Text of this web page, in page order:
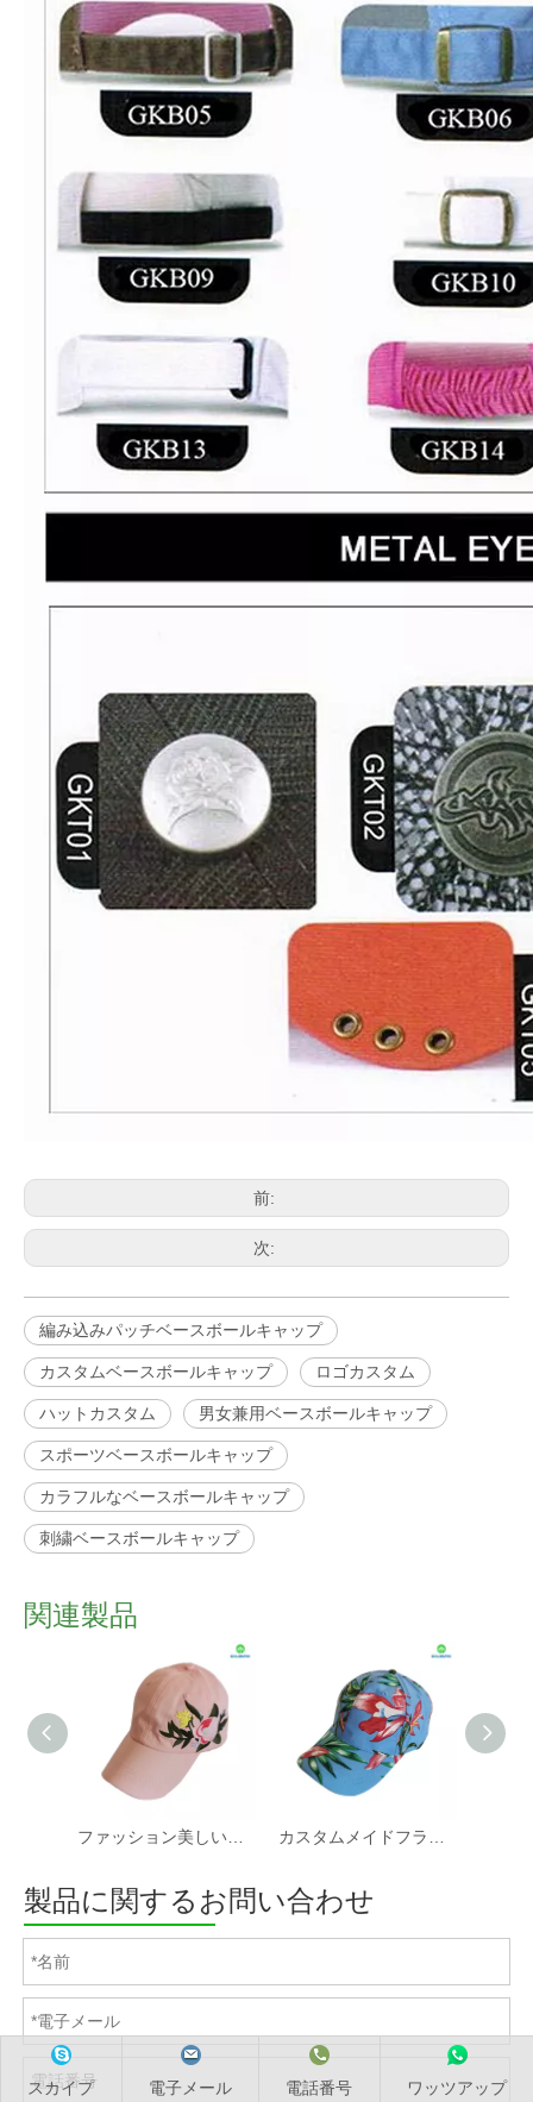
前:
次:
編み込みパッチベースボールキャップ
カスタムベースボールキャップ ロゴカスタム
ハットカスタム 男女兼用ベースボールキャップ
スポーツベースボールキャップ
カラフルなベースボールキャップ
刺繍ベースボールキャップ
関連製品
製品に関するお問い合わせ
スカイプ 電子メール 電話番号 ワッツアップ